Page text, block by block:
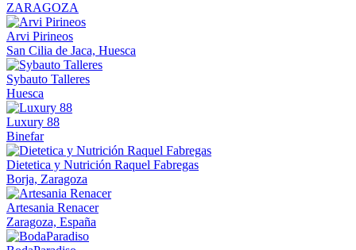
ZARAGOZA
Arvi Pirineos
San Cilia de Jaca, Huesca
Sybauto Talleres
Huesca
Luxury 88
Binefar
Dietetica y Nutrición Raquel Fabregas
Borja, Zaragoza
Artesania Renacer
Zaragoza, España